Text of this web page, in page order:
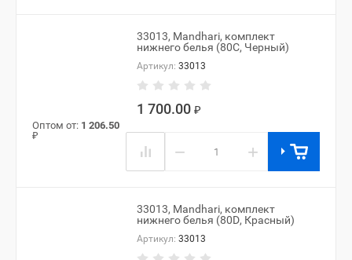
33013, Mandhari, комплект
нижнего белья (80C, Черный)
Артикул: 33013
1 700.00 ₽
Оптом от: 1 206.50
₽
− +
33013, Mandhari, комплект
нижнего белья (80D, Красный)
Артикул: 33013